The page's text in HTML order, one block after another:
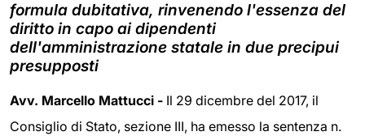
formula dubitativa, rinvenendo l'essenza del
diritto in capo ai dipendenti
dell'amministrazione statale in due precipui
presupposti
Avv. Marcello Mattucci - Il 29 dicembre del 2017, il
Consiglio di Stato, sezione III, ha emesso la sentenza n.